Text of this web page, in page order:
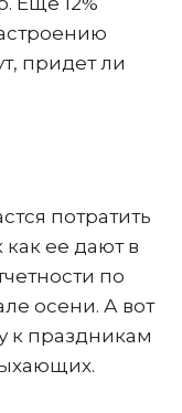
придет ли
потратить
ее дают в
по
осени. А вот
к праздникам